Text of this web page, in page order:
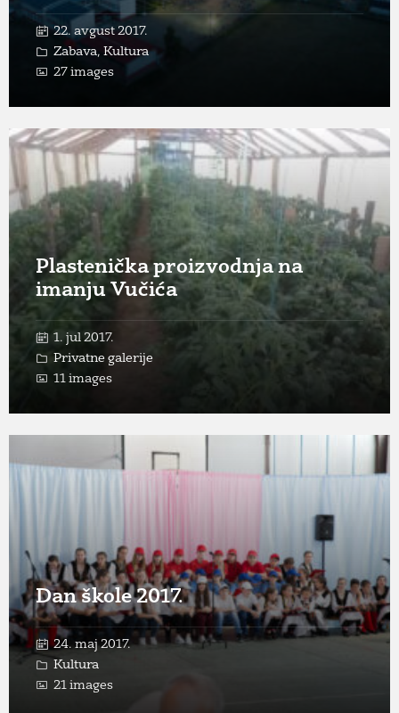
22. avgust 2017.
Zabava, Kultura
27 images
Plastenička proizvodnja na
imanju Vučića
1. jul 2017.
Privatne galerije
11 images
Open
Gallery
Dan škole 2017.
24. maj 2017.
Kultura
21 images